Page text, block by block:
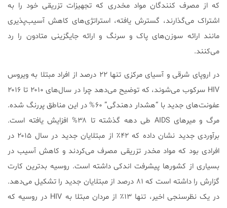
که از مصرف کنندگان مواد مخدری که تجهیزات تزریقی خود را به
اشتراک می‌گذارند، گسترش یافته، استراتژی‌های کاهش آسیب‌پذیری
مانند ارائه سوزن‌های پاک و سرنگ و ارائه جایگزینی متادون را رد
می‌کنند.
در اروپای شرقی و آسیای مرکزی تنها ۲۲ درصد از افراد مبتلا به ویروس
HIV سرکوب می‌شوند، که توضیح می‌دهد چرا در سال‌های ۲۰۱۰ تا ۲۰۱۶
عفونت‌های جدید با “هشدار دهندگی” ۶۰% در این مناطق پررنگ شده.
مرگ و میرهای AIDS طی دهه گذشته تا ۳۸% افزایش یافته است.
برآوردی جدید نشان داده که ۴۲٪ از مبتلایان جدید در سال ۲۰۱۵ در
افرادی بود که مواد مخدر تزریقی مصرف می‌کردند و کاهش آسیب در
بسیاری از کشورها پیشرفت اندکی داشته است. روسیه بدترین کارت
گزارش را داشته است که ۸۱ درصد از مبتلایان جدید را تشکیل می‌دهد.
در یک نظرسنجی اخیر، تنها ۱۳٪ از مردان مبتلا به HIV در روسیه که